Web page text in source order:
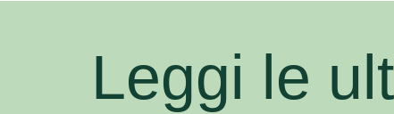
Leggi le